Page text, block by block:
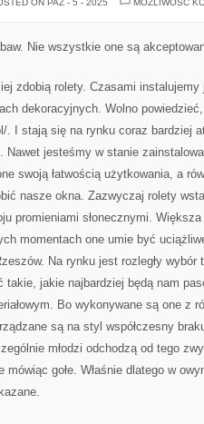
ON PAŹ - 5 - 2025
MOŻLIWOŚĆ
Nie wszystkie one są
zdobią rolety. Czasami
dekoracyjnych. Wolno
. I stają się na rynku coraz bardziej
Nawet jesteśmy w stanie
swoją łatwością użytkowania, a
nasze okna. Zazwyczaj rolety
promieniami słonecznymi.
momentach one umie być
Na rynku jest rozległy wybór
jakie najbardziej będą nam
Bo wykonywane są one z
są na styl współczesny
młodzi odchodzą od tego
mówiąc gołe. Właśnie dlatego w